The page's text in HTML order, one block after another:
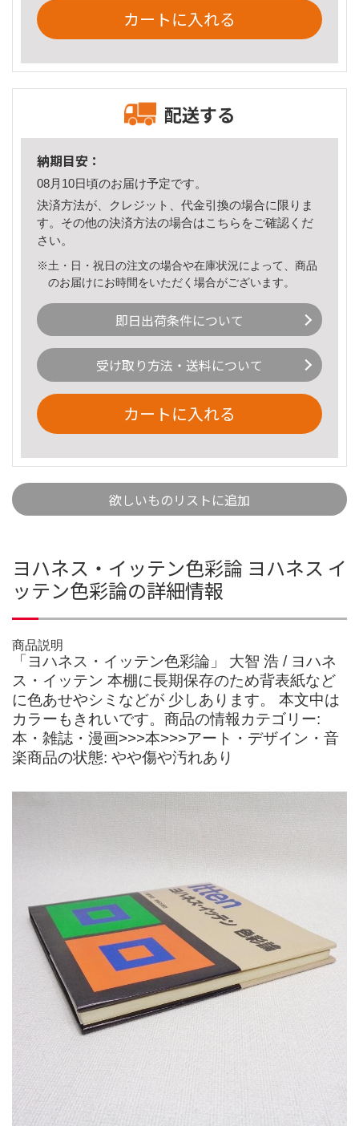
カートに入れる
配送する
納期目安：
08月10日頃のお届け予定です。
決済方法が、クレジット、代金引換の場合に限りま
す。その他の決済方法の場合はこちら をご確認くだ
さい。
※土・日・祝日の注文の場合や在庫状況によって、商品
のお届けにお時間をいただく場合がございます。
即日出荷条件について
受け取り方法・送料について
カートに入れる
欲しいものリストに追加
ヨハネス・イッテン色彩論 ヨハネス イ
ッテン色彩論の詳細情報
商品説明
「ヨハネス・イッテン色彩論」 大智 浩 / ヨハネ
ス・イッテン 本棚に長期保存のため背表紙など
に色あせやシミなどが 少しあります。 本文中は
カラーもきれいです。商品の情報カテゴリー:
本・雑誌・漫画>>>本>>>アート・デザイン・音
楽商品の状態: やや傷や汚れあり